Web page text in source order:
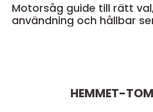
Motorsåg guide till rätt val, säker
användning och hållbar
HEMMET-